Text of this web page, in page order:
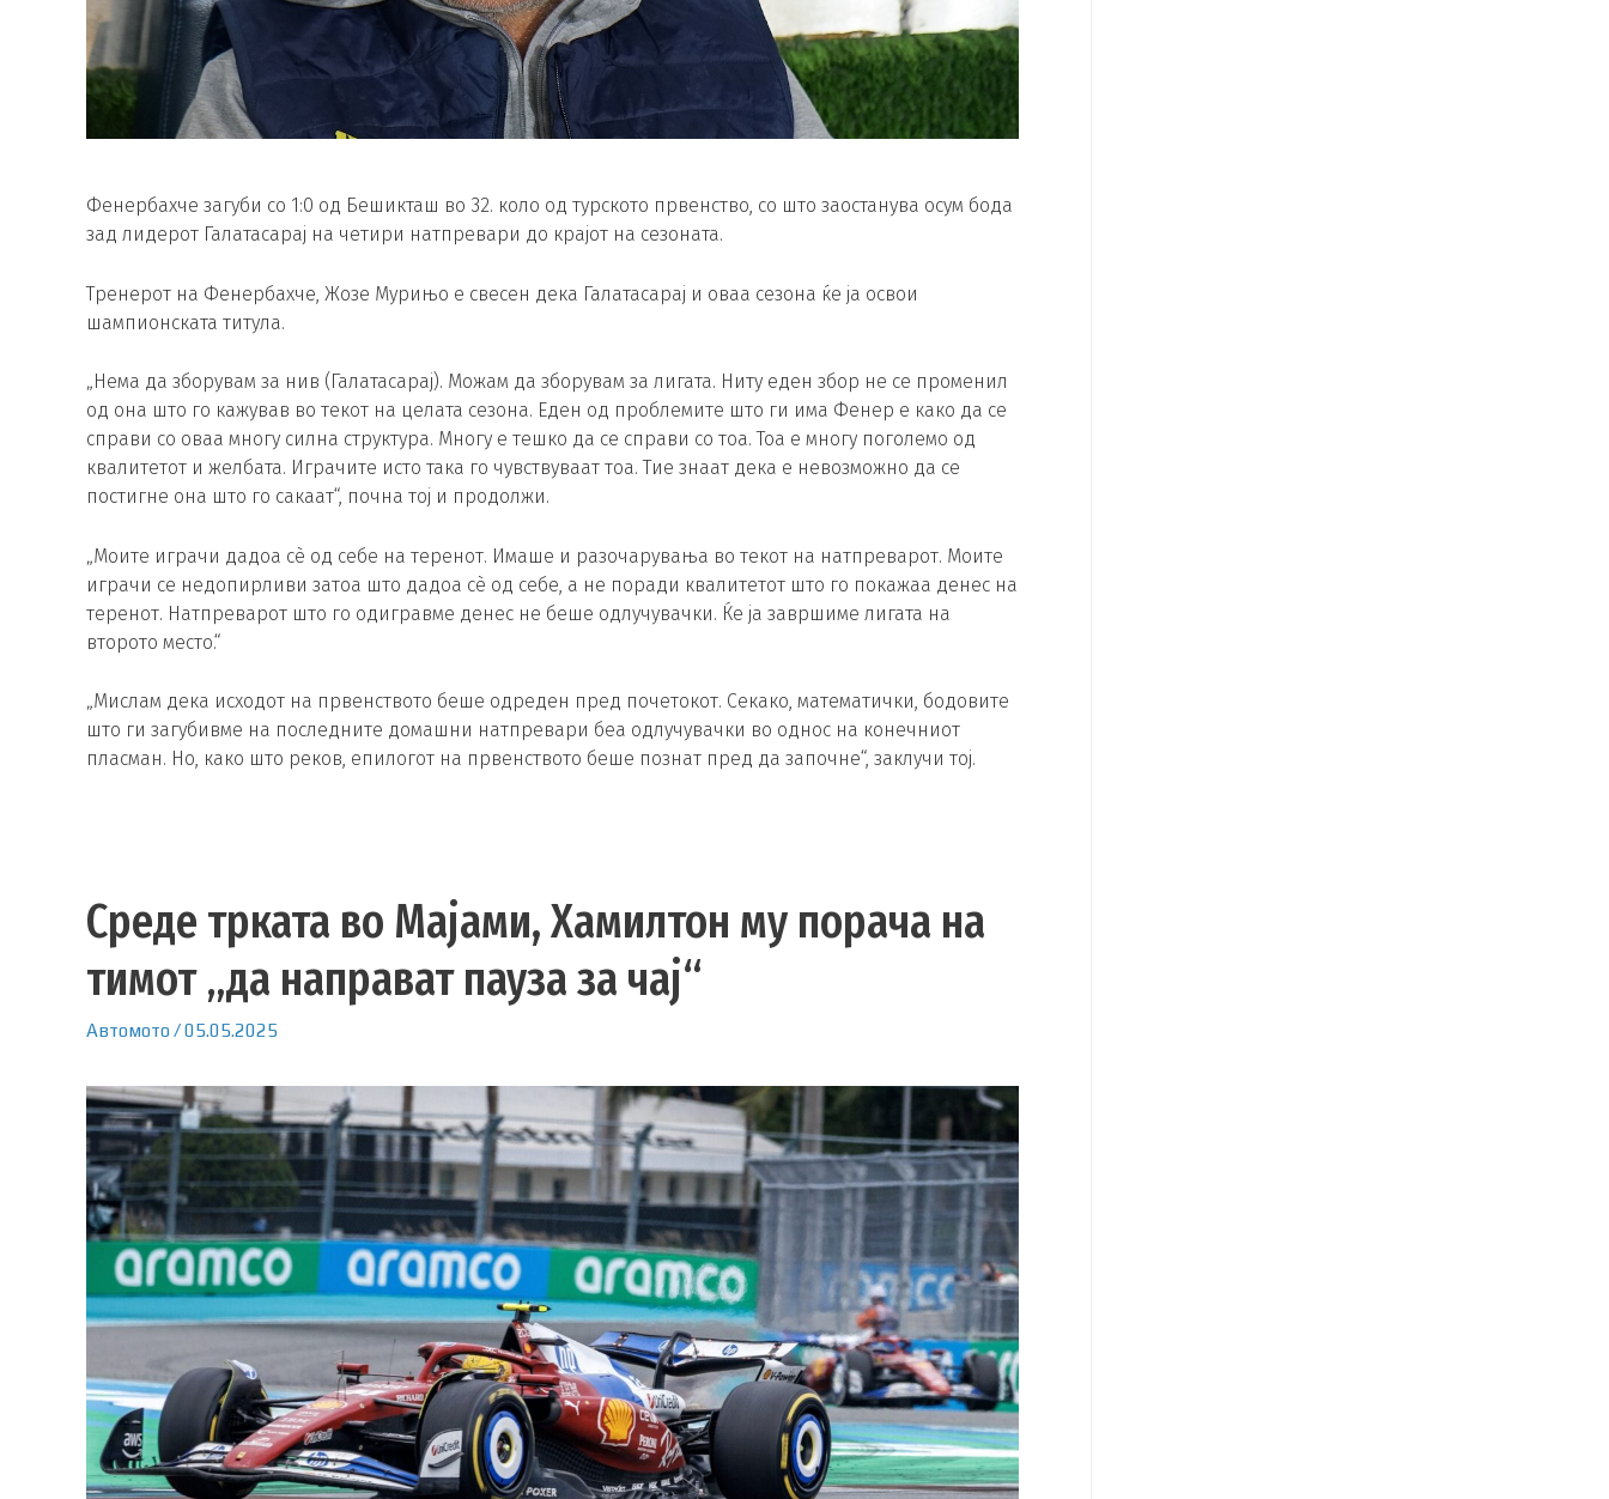
Фенербахче загуби со 1:0 од Бешикташ во 32. коло од турското првенство, со што заостанува осум бода
зад лидерот Галатасарај на четири натпревари до крајот на сезоната.
Тренерот на Фенербахче, Жозе Мурињо е свесен дека Галатасарај и оваа сезона ќе ја освои
шампионската титула.
„Нема да зборувам за нив (Галатасарај). Можам да зборувам за лигата. Ниту еден збор не се променил
од она што го кажував во текот на целата сезона. Еден од проблемите што ги има Фенер е како да се
справи со оваа многу силна структура. Многу е тешко да се справи со тоа. Тоа е многу поголемо од
квалитетот и желбата. Играчите исто така го чувствуваат тоа. Тие знаат дека е невозможно да се
постигне она што го сакаат“, почна тој и продолжи.
„Моите играчи дадоа сè од себе на теренот. Имаше и разочарувања во текот на натпреварот. Моите
играчи се недопирливи затоа што дадоа сè од себе, а не поради квалитетот што го покажаа денес на
теренот. Натпреварот што го одигравме денес не беше одлучувачки. Ќе ја завршиме лигата на
второто место.“
„Мислам дека исходот на првенството беше одреден пред почетокот. Секако, математички, бодовите
што ги загубивме на последните домашни натпревари беа одлучувачки во однос на конечниот
пласман. Но, како што реков, епилогот на првенството беше познат пред да започне“, заклучи тој.
Среде трката во Мајами, Хамилтон му порача на
тимот „да направат пауза за чај“
Автомото /05.05.2025